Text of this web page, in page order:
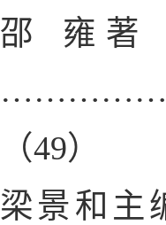
邵 雍著
（49）
梁景和主